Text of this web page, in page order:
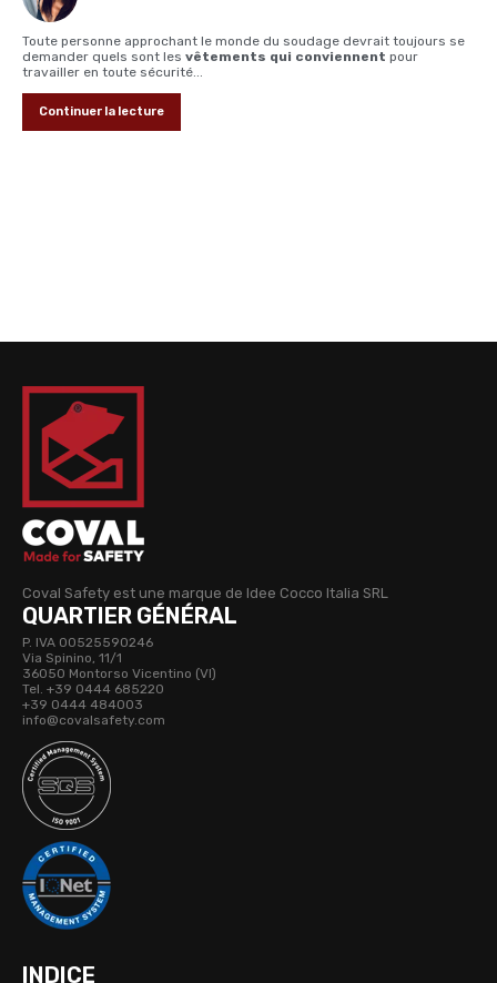
Toute personne approchant le monde du soudage devrait toujours se
demander quels sont les vêtements qui conviennent pour
travailler en toute sécurité...
Continuer la lecture
Coval Safety est une marque de Idee Cocco Italia SRL
QUARTIER GÉNÉRAL
P. IVA 00525590246
Via Spinino, 11/1
36050 Montorso Vicentino (VI)
Tel. +39 0444 685220
+39 0444 484003
info@covalsafety.com
INDICE